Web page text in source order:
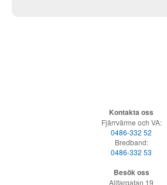
Kontakta oss
Fjärrvärme och VA:
0486-332 52
Bredband:
0486-332 53
Besök oss
Allfargatan 19